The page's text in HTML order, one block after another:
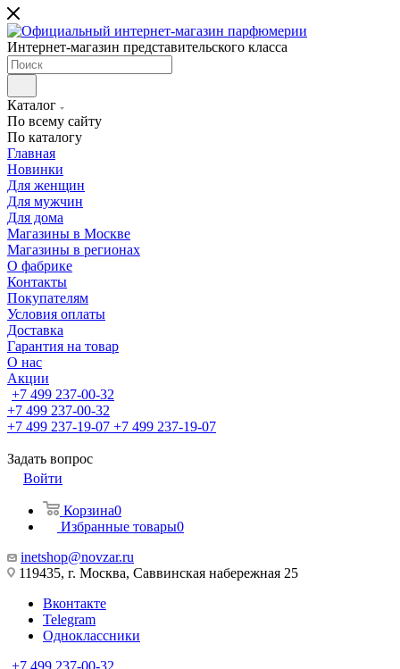
Интернет-магазин представительского класса
Каталог
По всему сайту
По каталогу
Главная
Новинки
Для женщин
Для мужчин
Для дома
Магазины в Москве
Магазины в регионах
О фабрике
Контакты
Покупателям
Условия оплаты
Доставка
Гарантия на товар
О нас
Акции
+7 499 237-00-32
+7 499 237-00-32
+7 499 237-19-07 +7 499 237-19-07
Задать вопрос
Войти
Корзина0
Избранные товары0
inetshop@novzar.ru
119435, г. Москва, Саввинская набережная 25
Вконтакте
Telegram
Одноклассники
+7 499 237-00-32